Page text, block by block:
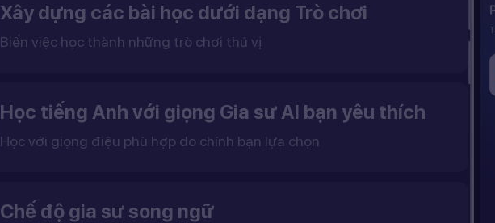
Xây dựng các bài học dưới dạng Trò chơi
Biến việc học thành những trò chơi thú vị
Học tiếng Anh với giọng Gia sư AI bạn yêu thích
Học với giọng điệu phù hợp do chính bạn lựa chọn
Chế độ gia sư song ngữ